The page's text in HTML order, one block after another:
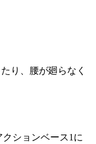
り、腰が廻らなく
ションベース1に